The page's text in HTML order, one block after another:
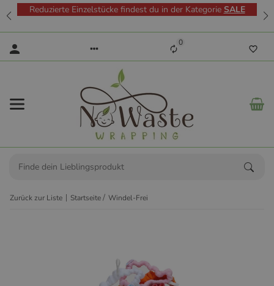
Reduzierte Einzelstücke findest du in der Kategorie SALE
0
Zurück zur Liste Startseite Windel-Frei